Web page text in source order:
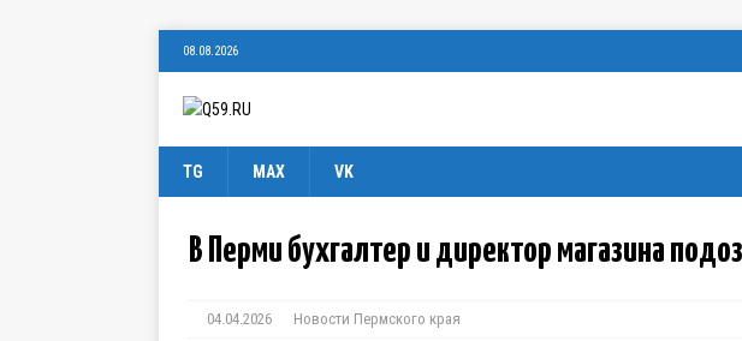
08.08.2026
TG MAX VK
В Перми бухгалтер и директор магазина
04.04.2026 Новости Пермского края